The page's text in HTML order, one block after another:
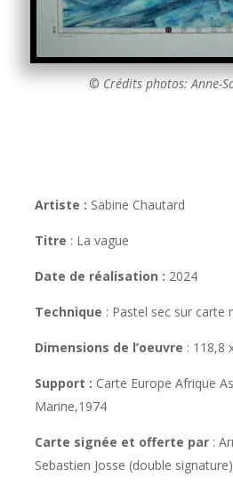
©Crédits photos: Anne-
Artiste : Sabine Chautard
Titre : La vague
Date de réalisation : 2024
Technique : Pastel sec sur carte
Dimensions de l’oeuvre : 118,8
Support : Carte Europe Afrique
Marine,1974
Carte signée et offerte par :
Sebastien Josse (double signature)